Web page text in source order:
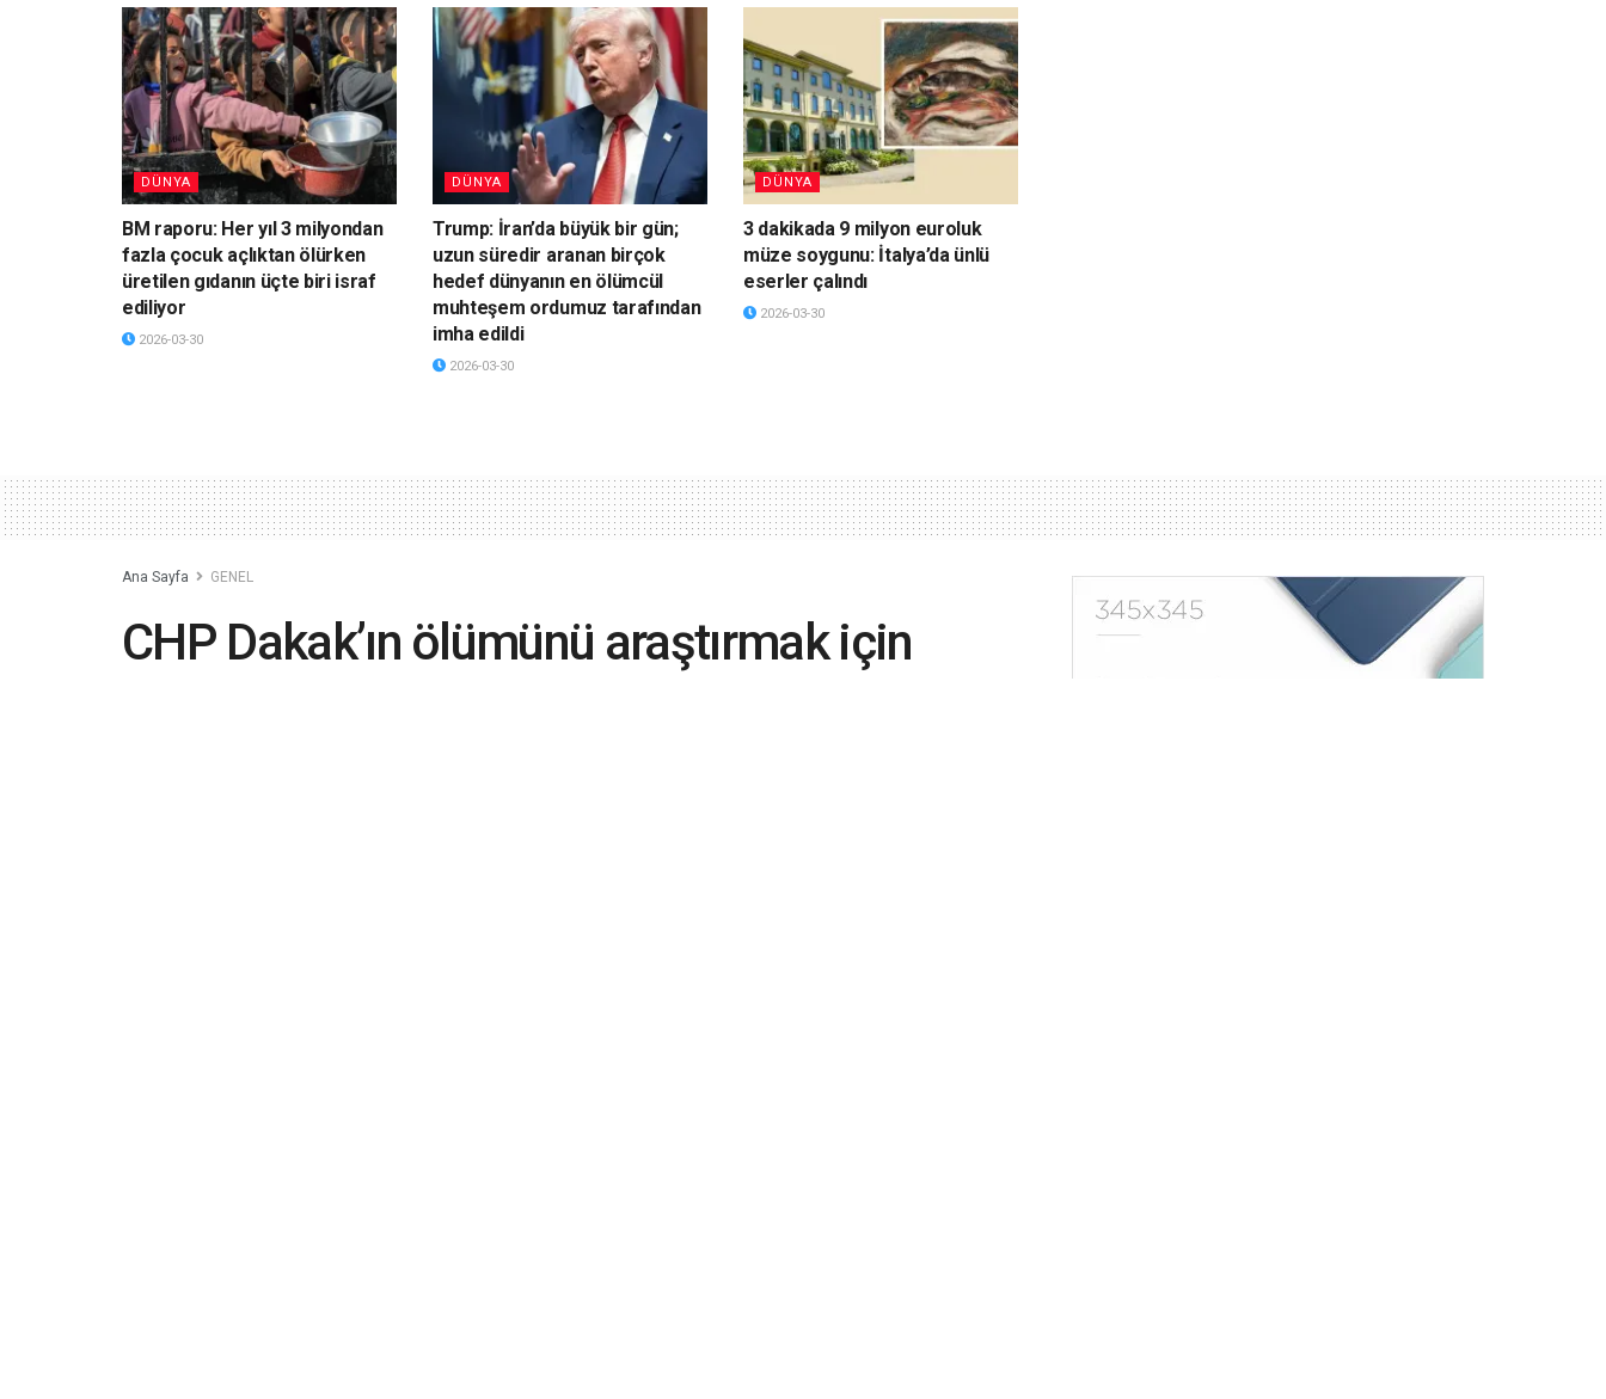
DÜNYA
BM raporu: Her yıl 3 milyondan
fazla çocuk açlıktan ölürken
üretilen gıdanın üçte biri israf
ediliyor
2026-03-30
DÜNYA
Trump: İran’da büyük bir gün;
uzun süredir aranan birçok
hedef dünyanın en ölümcül
muhteşem ordumuz tarafından
imha edildi
2026-03-30
DÜNYA
3 dakikada 9 milyon euroluk
müze soygunu: İtalya’da ünlü
eserler çalındı
2026-03-30
Ana Sayfa GENEL
CHP Dakak’ın ölümünü araştırmak için